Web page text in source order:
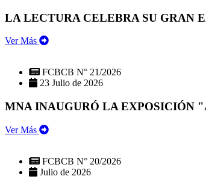
LA LECTURA CELEBRA SU GRAN
Ver Más
FCBCB N° 21/2026
23 Julio de 2026
MNA INAUGURÓ LA EXPOSICIÓN
Ver Más
FCBCB N° 20/2026
Julio de 2026